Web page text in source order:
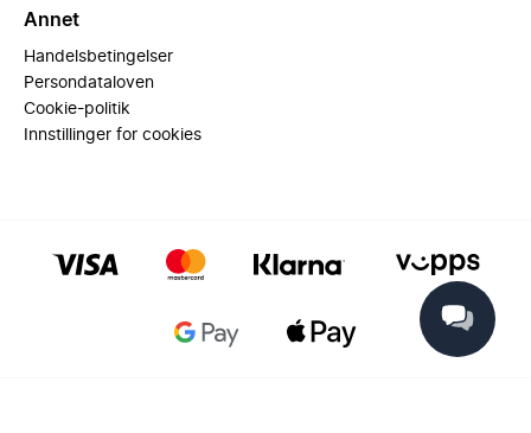
Annet
Handelsbetingelser
Persondataloven
Cookie-politik
Innstillinger for cookies